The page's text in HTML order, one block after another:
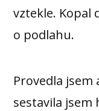
vztekle. Kopal
o podlahu.
Provedla jsem
sestavila jsem